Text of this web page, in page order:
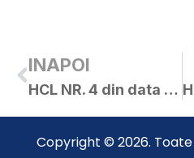
INAPOI
HCL NR. 4 din data de 08.01.2015
Copyright © 2026.